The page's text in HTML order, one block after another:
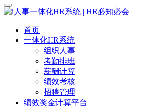
首页
一体化HR系统
组织人事
考勤排班
薪酬计算
绩效考核
招聘管理
绩效奖金计算平台